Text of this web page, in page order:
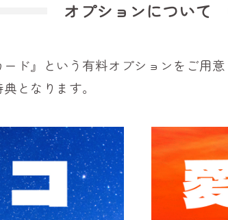
オプションについて
ド』という有料オプションをご用意
となります。